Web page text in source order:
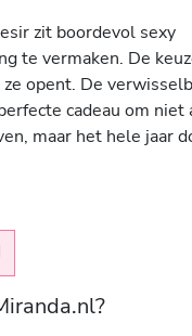
zit boordevol sexy
te vermaken. De
opent. De
cadeau om niet
maar het hele jaar